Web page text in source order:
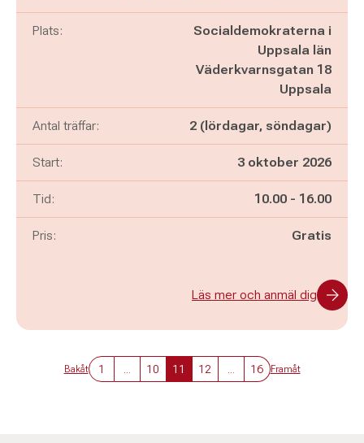
Plats:
Socialdemokraterna i
Uppsala län
Väderkvarnsgatan 18
Uppsala
Antal träffar: 2 (lördagar, söndagar)
Start: 3 oktober 2026
Tid: Pågår mellan
10.00 - och
16.00
Pris: Gratis
Läs mer och anmäl dig
Bakåt 1 10 11 12 16 Framåt